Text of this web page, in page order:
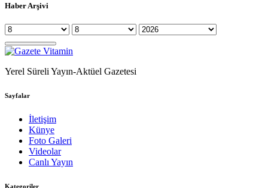
Haber Arşivi
Yerel Süreli Yayın-Aktüel Gazetesi
Sayfalar
İletişim
Künye
Foto Galeri
Videolar
Canlı Yayın
Kategoriler